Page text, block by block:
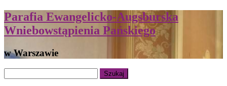
Parafia Ewangelicko-Augsburska
Wniebowstąpienia Pańskiego
w Warszawie